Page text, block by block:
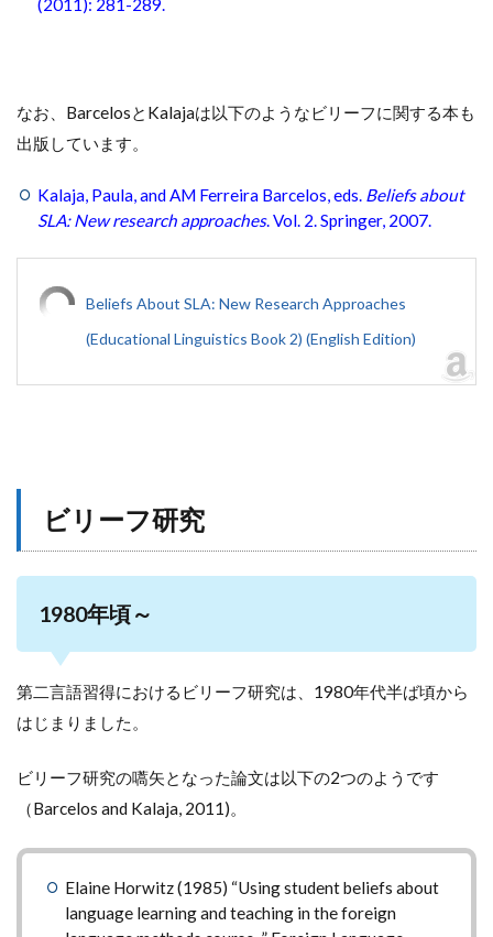
なお、BarcelosとKalajaは以下のようなビリーフに関する本も
出版しています。
Kalaja, Paula, and AM Ferreira Barcelos, eds. Beliefs about
SLA: New research approaches. Vol. 2. Springer, 2007.
Beliefs About SLA: New Research Approaches
(Educational Linguistics Book 2) (English Edition)
ビリーフ研究
1980年頃～
第二言語習得におけるビリーフ研究は、1980年代半ば頃から
はじまりました。
ビリーフ研究の嚆矢となった論文は以下の2つのようです
（Barcelos and Kalaja, 2011)。
Elaine Horwitz (1985) “Using student beliefs about
language learning and teaching in the foreign